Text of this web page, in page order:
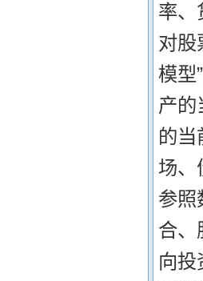
率、
对股
模型
产的
的当
场、
参照
合、
向投